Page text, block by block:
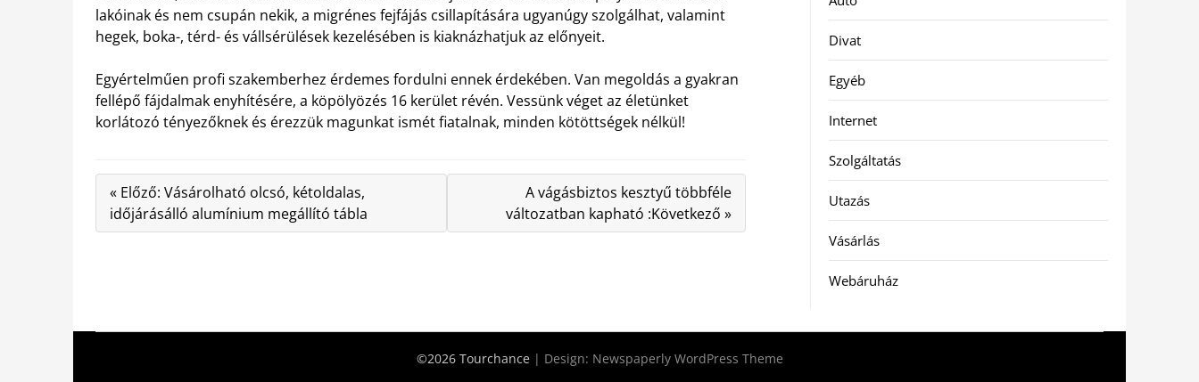
lakóinak és nem csupán nekik, a migrénes fejfájás csillapítására ugyanúgy szolgálhat, valamint
hegek, boka-, térd- és vállsérülések kezelésében is kiaknázhatjuk az előnyeit.
Egyértelműen profi szakemberhez érdemes fordulni ennek érdekében. Van megoldás a gyakran
fellépő fájdalmak enyhítésére, a köpölyözés 16 kerület révén. Vessünk véget az életünket
korlátozó tényezőknek és érezzük magunkat ismét fiatalnak, minden kötöttségek nélkül!
« Előző: Vásárolható olcsó, kétoldalas,
időjárásálló alumínium megállító tábla
A vágásbiztos kesztyű többféle
változatban kapható :Következő »
Divat
Egyéb
Internet
Szolgáltatás
Utazás
Vásárlás
Webáruház
©2026 Tourchance | Design: Newspaperly WordPress Theme